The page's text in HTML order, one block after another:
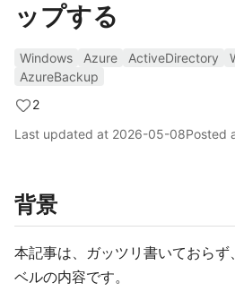
ップする
Windows Azure ActiveDirectory
AzureBackup
2
Last updated at 2026-05-08Posted
背景
本記事は、ガッツリ書いておら
ベルの内容です。